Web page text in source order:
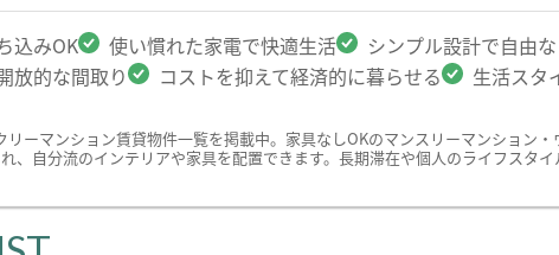
込みOK 使い慣れた家電で快適生活
シンプル設計で自由
放的な間取り
コストを抑えて経済的に暮らせる 生活スタ
ーマンション賃貸物件一覧を掲載中。家具なしOKのマンスリーマンション
、自分流のインテリアや家具を配置できます。長期滞在や個人のライフスタ